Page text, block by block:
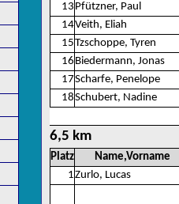
13 Pfützner, Paul
14Veith, Eliah
15Tzschoppe, Tyren
16 Biedermann, Jonas
17Scharfe, Penelope
18Schubert, Nadine
6,5 km
Platz
Name,Vorname
1Zurlo, Lucas